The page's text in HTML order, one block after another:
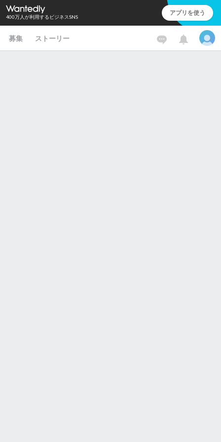
400万人が利用するビジネスSNS アプリを使う
募集 ストーリー